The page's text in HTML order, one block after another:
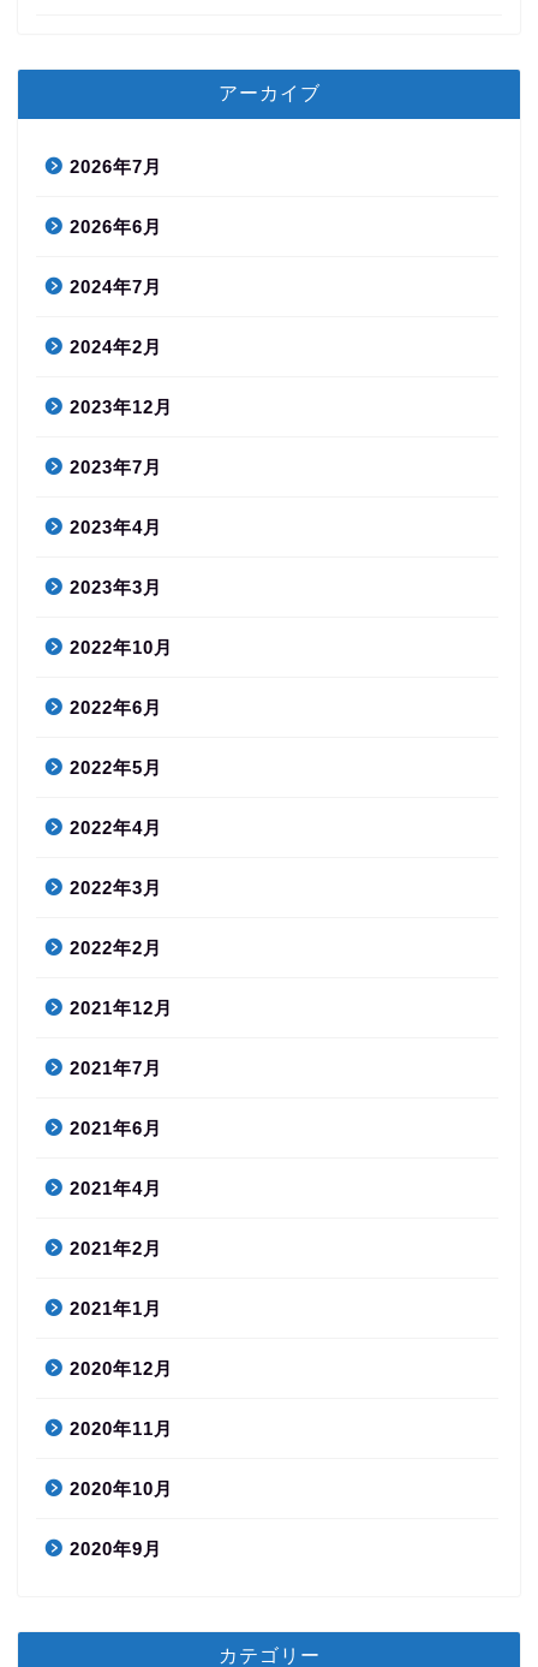
アーカイブ
2026年7月
2026年6月
2024年7月
2024年2月
2023年12月
2023年7月
2023年4月
2023年3月
2022年10月
2022年6月
2022年5月
2022年4月
2022年3月
2022年2月
2021年12月
2021年7月
2021年6月
2021年4月
2021年2月
2021年1月
2020年12月
2020年11月
2020年10月
2020年9月
カテゴリー